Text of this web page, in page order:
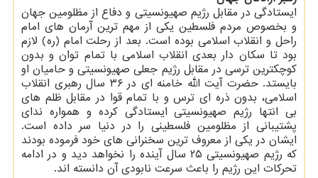
ایستادگی در مقابل رژیم صهیونسیتی و دفاع از مظلومین جهان
و بخصوص مردم فلسطین یکی از مهم ترین آرمان های امام
راحل و انقلاب اسلامی بوده است. بعد از رحلت امام (ره) لازم
بود تا سکان دار بعدی انقلاب اسلامی با تمام توان و بدون
کوچکترین ترسی در مقابل رژیم جعلی صهیونسیتی و حامیان او
بایستد. حضرت آیت الله خامنه ای در ۳۶ سال رهبری انقلاب
اسلامی، بدون ذره ای ترس و با تمام قوا در مقابل ظلم های
بی انتها رژیم صهیونسیتی ایستادگی کرده و همواره ندای
پشتیبانی از مظلومین فلسطینی را در دنیا سر داده است.
ایشان در یکی از معروف ترین سخنرانی های خود فرموده بودند
که رژیم صهیونسیتی ۲۵ سال آینده را نخواهد دید و در ادامه
تحرکات این رژیم را باعث سرعت نابودی آن دانسته اند.